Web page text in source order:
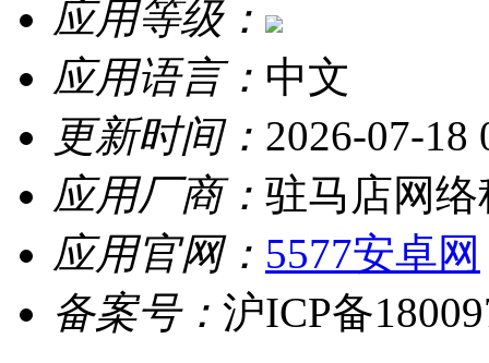
应用等级：
应用语言： 中文
更新时间： 2026-07-18
应用厂商： 驻马店网
应用官网： 5577安卓网
备案号： 沪ICP备